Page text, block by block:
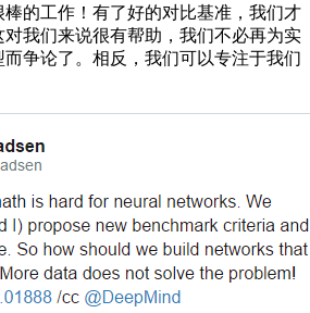
的工作！有了好的对比基准，我们才
我们来说很有帮助，我们不必再为实
争论了。相反，我们可以专注于我们